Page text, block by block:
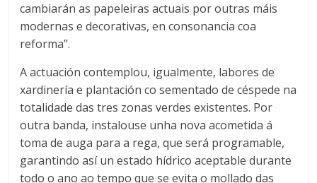
cambiarán as papeleiras actuais por outras máis
modernas e decorativas, en consonancia coa
reforma”.
A actuación contemplou, igualmente, labores de
xardinería e plantación co sementado de céspede na
totalidade das tres zonas verdes existentes. Por
outra banda, instalouse unha nova acometida á
toma de auga para a rega, que será programable,
garantindo así un estado hídrico aceptable durante
todo o ano ao tempo que se evita o mollado das